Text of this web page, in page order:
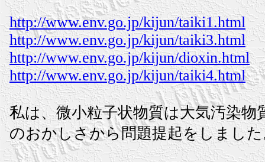
http://www.env.go.jp/kijun/taiki1.html
http://www.env.go.jp/kijun/taiki3.html
http://www.env.go.jp/kijun/dioxin.html
http://www.env.go.jp/kijun/taiki4.html
私は、微小粒子状物質は大気汚染
のおかしさから問題提起をしまし